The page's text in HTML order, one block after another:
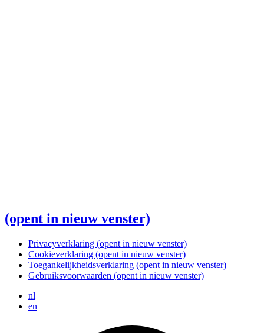
(opent in nieuw venster)
Privacyverklaring (opent in nieuw venster)
Cookieverklaring (opent in nieuw venster)
Toegankelijkheidsverklaring (opent in nieuw venster)
Gebruiksvoorwaarden (opent in nieuw venster)
nl
en